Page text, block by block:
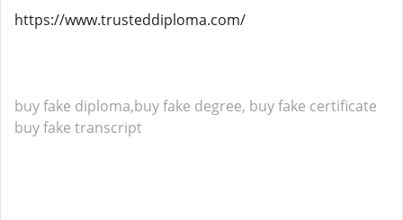
https://www.trusteddiploma.com/
buy fake diploma,buy fake degree, buy fake certificate
buy fake transcript